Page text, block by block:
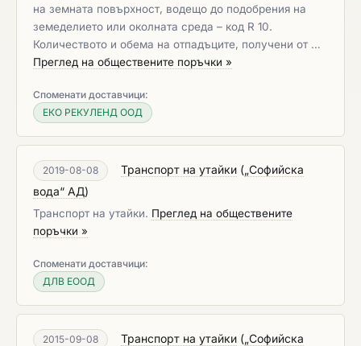
на земната повърхност, водещо до подобрения на
земеделието или околната среда – код R 10.
Количеството и обема на отпадъците, получени от …
Преглед на обществените поръчки »
Споменати доставчици:
ЕКО РЕКУЛЕНД ООД
2019-08-08 Транспорт на утайки („Софийска
вода“ АД)
Транспорт на утайки. Преглед на обществените
поръчки »
Споменати доставчици:
ДЛВ ЕООД
2015-09-08 Транспорт на утайки („Софийска